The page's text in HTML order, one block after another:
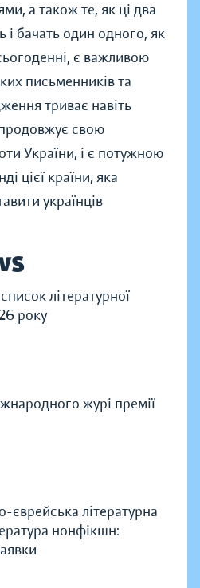
а також те, як ці два
і бачать один одного, як
є важливою
письменників та
триває навіть
свою
України, і є потужною
цієї країни, яка
українців
літературної
року
журі премії
єврейська літературна
нонфікшн: